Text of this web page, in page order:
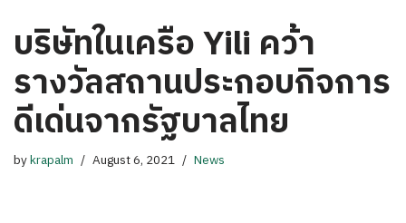
บริษัทในเครือ Yili คว้า
รางวัลสถานประกอบกิจการ
ดีเด่นจากรัฐบาลไทย
bykrapalm August 6, 2021 News